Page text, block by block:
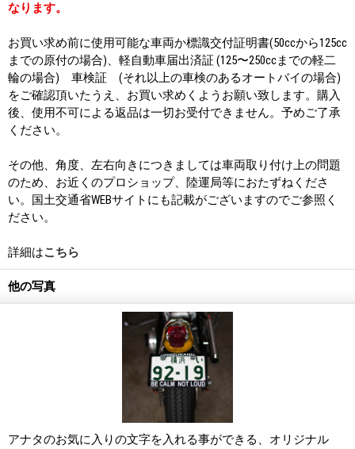
なります。
お買い求め前に使用可能な車両か標識交付証明書(50ccから125cc
までの原付の場合)、軽自動車届出済証 (125〜250ccまでの軽二
輪の場合) 車検証 (それ以上の車検のあるオートバイの場合)
をご確認頂いたうえ、お買い求めくようお願い致します。購入
後、使用不可による返品は一切お受付できません。予めご了承
ください。
その他、角度、左右向きにつきましては車両取り付け上の問題
のため、お近くのプロショップ、陸運局等におたずねくださ
い。国土交通省WEBサイトにも記載がございますのでご参照く
ださい。
詳細はこちら
他の写真
アナタのお気に入りの文字を入れる事ができる、オリジナル